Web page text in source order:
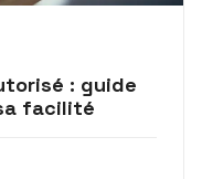
: guide
facilité